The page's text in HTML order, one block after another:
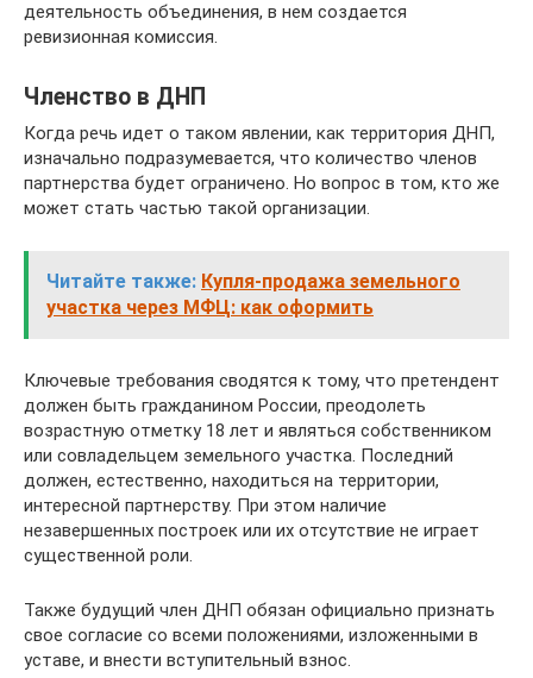
деятельность объединения, в нем создается
ревизионная комиссия.
Членство в ДНП
Когда речь идет о таком явлении, как территория ДНП,
изначально подразумевается, что количество членов
партнерства будет ограничено. Но вопрос в том, кто же
может стать частью такой организации.
Читайте также: Купля-продажа земельного
участка через МФЦ: как оформить
Ключевые требования сводятся к тому, что претендент
должен быть гражданином России, преодолеть
возрастную отметку 18 лет и являться собственником
или совладельцем земельного участка. Последний
должен, естественно, находиться на территории,
интересной партнерству. При этом наличие
незавершенных построек или их отсутствие не играет
существенной роли.
Также будущий член ДНП обязан официально признать
свое согласие со всеми положениями, изложенными в
уставе, и внести вступительный взнос.